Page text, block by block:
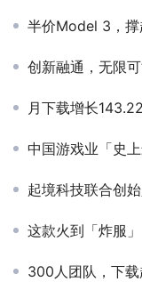
半价Model 3，撑
创新融通，无限可能，
月下载增长143.22%，这
中国游戏业「史
起境科技联合创始人
这款火到「炸服
300人团队，下载